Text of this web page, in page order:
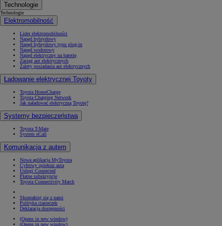
Technologie
Technologie
Elektromobilność
Lider elektromobilności
Napęd hybrydowy
Napęd hybrydowy typu plug-in
Napęd wodorowy
Napęd elektryczny na baterię
Zasięg aut elektrycznych
Zalety posiadania aut elektrycznych
Ładowanie elektrycznej Toyoty
Toyota HomeCharge
Toyota Charging Network
Jak naładować elektryczną Toyotę?
Systemy bezpieczeństwa
Toyota T-Mate
System eCall
Komunikacja z autem
Nowa aplikacja MyToyota
Cyfrowy opiekun auta
Usługi Connected
Płatne subskrypcje
Toyota Connectivity Match
Skontaktuj się z nami
Polityka ciasteczek
Deklaracja dostępności
(Opens in new window)
(Opens in new window)